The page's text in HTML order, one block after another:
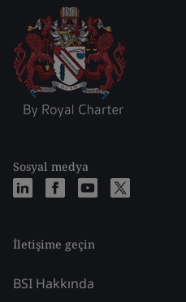
Sosyal medya
İletişime geçin
BSI Hakkında